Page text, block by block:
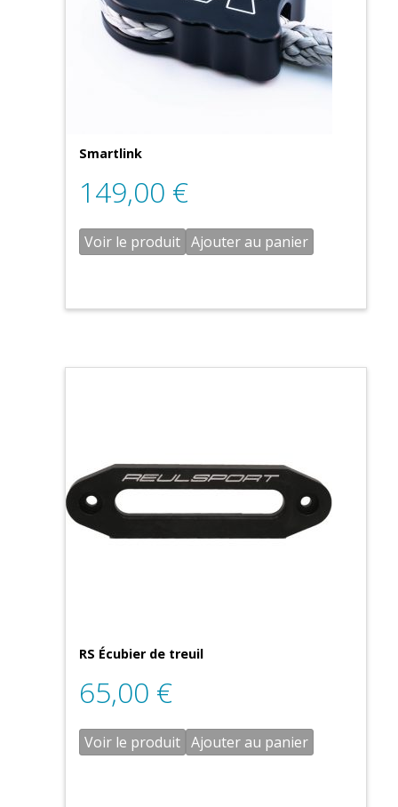
Smartlink
149,00 €
Voir le produit Ajouter au panier
RS Écubier de treuil
65,00 €
Voir le produit Ajouter au panier